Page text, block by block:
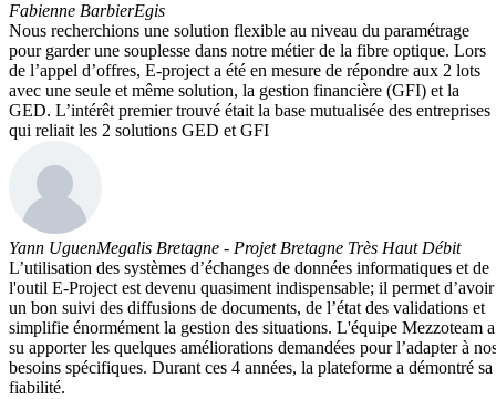
Fabienne BarbierEgis
Nous recherchions une solution flexible au niveau du paramétrage
pour garder une souplesse dans notre métier de la fibre optique. Lors
de l’appel d’offres, E-project a été en mesure de répondre aux 2 lots
avec une seule et même solution, la gestion financière (GFI) et la
GED. L’intérêt premier trouvé était la base mutualisée des entreprises
qui reliait les 2 solutions GED et GFI
Yann UguenMegalis Bretagne - Projet Bretagne Très Haut Débit
L’utilisation des systèmes d’échanges de données informatiques et de
l'outil E-Project est devenu quasiment indispensable; il permet d’avoir
un bon suivi des diffusions de documents, de l’état des validations et
simplifie énormément la gestion des situations. L'équipe Mezzoteam a
su apporter les quelques améliorations demandées pour l’adapter à
besoins spécifiques. Durant ces 4 années, la plateforme a démontré sa
fiabilité.